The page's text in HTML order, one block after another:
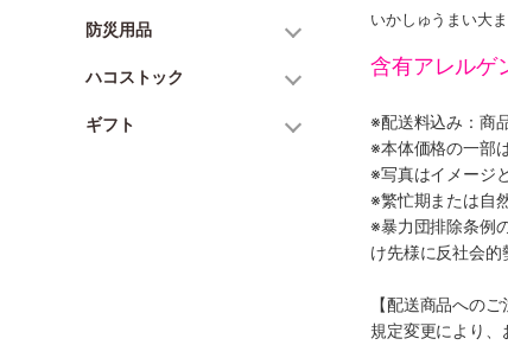
防災用品
ハコストック
ギフト
いかしゅうまい大
含有アレルゲ
※配送料込み：商
※本体価格の一部
※写真はイメージ
※繁忙期または自
※暴力団排除条例
け先様に反社会的
【配送商品へのご
規定変更により